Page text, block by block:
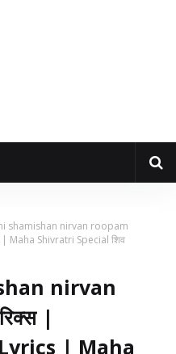
shamishan nirvan roopam
Maha Shivratri Special शिव
nirvan
|
| Maha